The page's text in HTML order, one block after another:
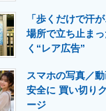
建設×テクノロ
「歩くだけで汗
場所で立ち止ま
く“レア広告”
スマホの写真／
安全に 買い切り
ージ